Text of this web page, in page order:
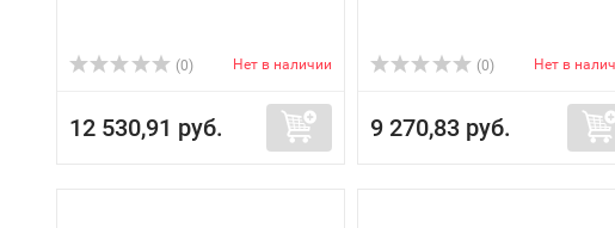
(0) Нет в наличии
12 530,91 руб.
(0) Нет в
9 270,83 руб.